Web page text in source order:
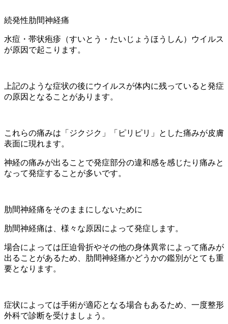
続発性肋間神経痛
水痘・帯状疱疹（すいとう・たいじょうほうしん）ウイルス
が原因で起こります。
上記のような症状の後にウイルスが体内に残っていると発症
の原因となることがあります。
これらの痛みは「ジクジク」「ピリピリ」とした痛みが皮膚
表面に現れます。
神経の痛みが出ることで発症部分の違和感を感じたり痛みと
なって発症することが多いです。
肋間神経痛をそのままにしないために
肋間神経痛は、様々な原因によって発症します。
場合によっては圧迫骨折やその他の身体異常によって痛みが
出ることがあるため、肋間神経痛かどうかの鑑別がとても重
要となります。
症状によっては手術が適応となる場合もあるため、一度整形
外科で診断を受けましょう。